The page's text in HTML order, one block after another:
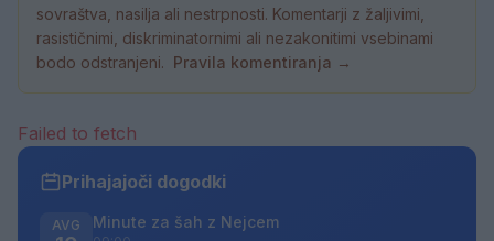
sovraštva, nasilja ali nestrpnosti. Komentarji z žaljivimi,
rasističnimi, diskriminatornimi ali nezakonitimi vsebinami
bodo odstranjeni. Pravila komentiranja →
Failed to fetch
Prihajajoči dogodki
AVG Minute za šah z Nejcem